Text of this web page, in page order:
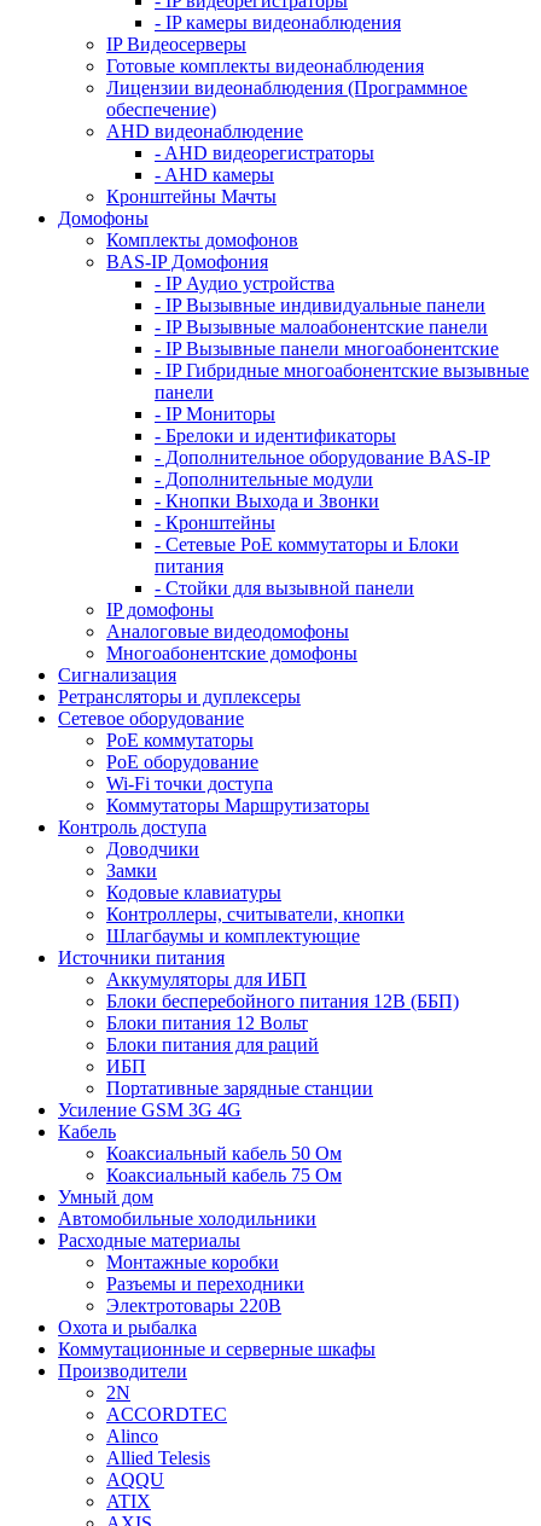
- IP камеры видеонаблюдения
IP Видеосерверы
Готовые комплекты видеонаблюдения
Лицензии видеонаблюдения (Программное
обеспечение)
AHD видеонаблюдение
- AHD видеорегистраторы
- AHD камеры
Кронштейны Мачты
Домофоны
Комплекты домофонов
BAS-IP Домофония
- IP Аудио устройства
- IP Вызывные индивидуальные панели
- IP Вызывные малоабонентские панели
- IP Вызывные панели многоабонентские
- IP Гибридные многоабонентские вызывные
панели
- IP Мониторы
- Брелоки и идентификаторы
- Дополнительное оборудование BAS-IP
- Дополнительные модули
- Кнопки Выхода и Звонки
- Кронштейны
- Сетевые PoE коммутаторы и Блоки
питания
- Стойки для вызывной панели
IP домофоны
Аналоговые видеодомофоны
Многоабонентские домофоны
Сигнализация
Ретрансляторы и дуплексеры
Сетевое оборудование
PoE коммутаторы
PoE оборудование
Wi-Fi точки доступа
Коммутаторы Маршрутизаторы
Контроль доступа
Доводчики
Замки
Кодовые клавиатуры
Контроллеры, считыватели, кнопки
Шлагбаумы и комплектующие
Источники питания
Аккумуляторы для ИБП
Блоки бесперебойного питания 12В (ББП)
Блоки питания 12 Вольт
Блоки питания для раций
ИБП
Портативные зарядные станции
Усиление GSM 3G 4G
Кабель
Коаксиальный кабель 50 Ом
Коаксиальный кабель 75 Ом
Умный дом
Автомобильные холодильники
Расходные материалы
Монтажные коробки
Разъемы и переходники
Электротовары 220В
Охота и рыбалка
Коммутационные и серверные шкафы
Производители
2N
ACCORDTEC
Alinco
Allied Telesis
AQQU
ATIX